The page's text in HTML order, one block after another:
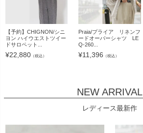
【予約】CHIGNON/シニ
ヨン ハイウエストツイー
ドサロペット...
¥22,880 （税込）
Praia/プライア リネンフ
ードオーバーシャツ LE
Q-260...
¥11,396 （税込）
NEW ARRIVAL
レディース最新作